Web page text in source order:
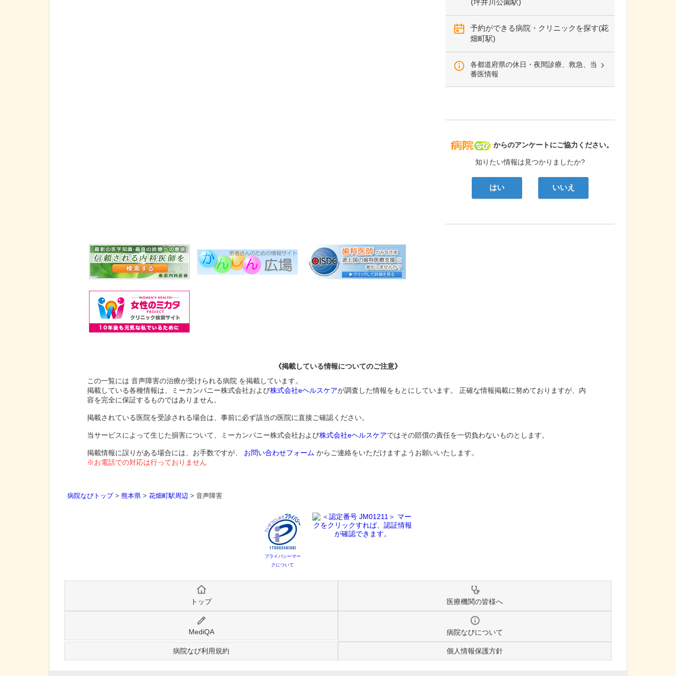
(坪井川公園駅)
予約ができる病院・クリニックを探す(花
畑町駅)
各都道府県の休日・夜間診療、救急、当
番医情報
病院なび
からのアンケートにご協力ください。
知りたい情報は見つかりましたか?
はい いいえ
《掲載している情報についてのご注意》
この一覧には 音声障害の治療が受けられる病院 を掲載しています。
掲載している各種情報は、ミーカンパニー株式会社および株式会社eヘルスケアが調査した情報をもとにしています。 正確な情報掲載に努めておりますが、内
容を完全に保証するものではありません。
掲載されている医院を受診される場合は、事前に必ず該当の医院に直接ご確認ください。
当サービスによって生じた損害について、ミーカンパニー株式会社および株式会社eヘルスケアではその賠償の責任を一切負わないものとします。
掲載情報に誤りがある場合には、お手数ですが、 お問い合わせフォーム からご連絡をいただけますようお願いいたします。
※お電話での対応は行っておりません
病院なびトップ> 熊本県 > 花畑町駅周辺 > 音声障害
プライバシーマー
クについて
トップ 医療機関の皆様へ
MediQA 病院なびについて
病院なび利用規約 個人情報保護方針